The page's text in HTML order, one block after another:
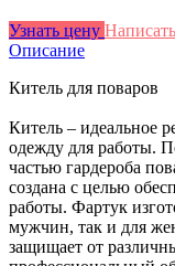
Узнать цену Написать
Описание
Китель для поваров
Китель – идеальное
одежду для работы.
частью гардероба
создана с целью
работы. Фартук
мужчин, так и для
защищает от